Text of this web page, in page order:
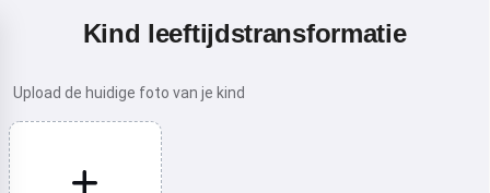
Kind leeftijdstransformatie
Upload de huidige foto van je kind